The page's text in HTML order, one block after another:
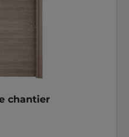
chantier